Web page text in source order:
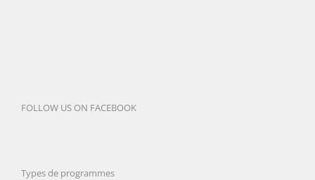
FOLLOW US ON FACEBOOK
Types de programmes